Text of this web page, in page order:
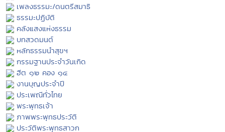
เพลงธรรมะ/ดนตรีสมาธิ
ธรรมะปฏิบัติ
คลังแสงแห่งธรรม
บทสวดมนต์
หลักธรรมนำสุขฯ
กรรมฐานประจำวันเกิด
ฮีต ๑๒ คอง ๑๔
งานบุญประจำปี
ประเพณีทั่วไทย
พระพุทธเจ้า
ภาพพระพุทธประวัติ
ประวัติพระพุทธสาวก